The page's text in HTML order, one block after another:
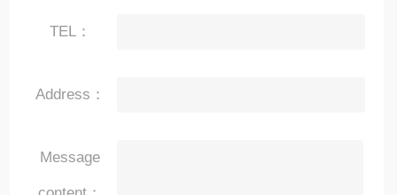
TEL：
Address：
Message